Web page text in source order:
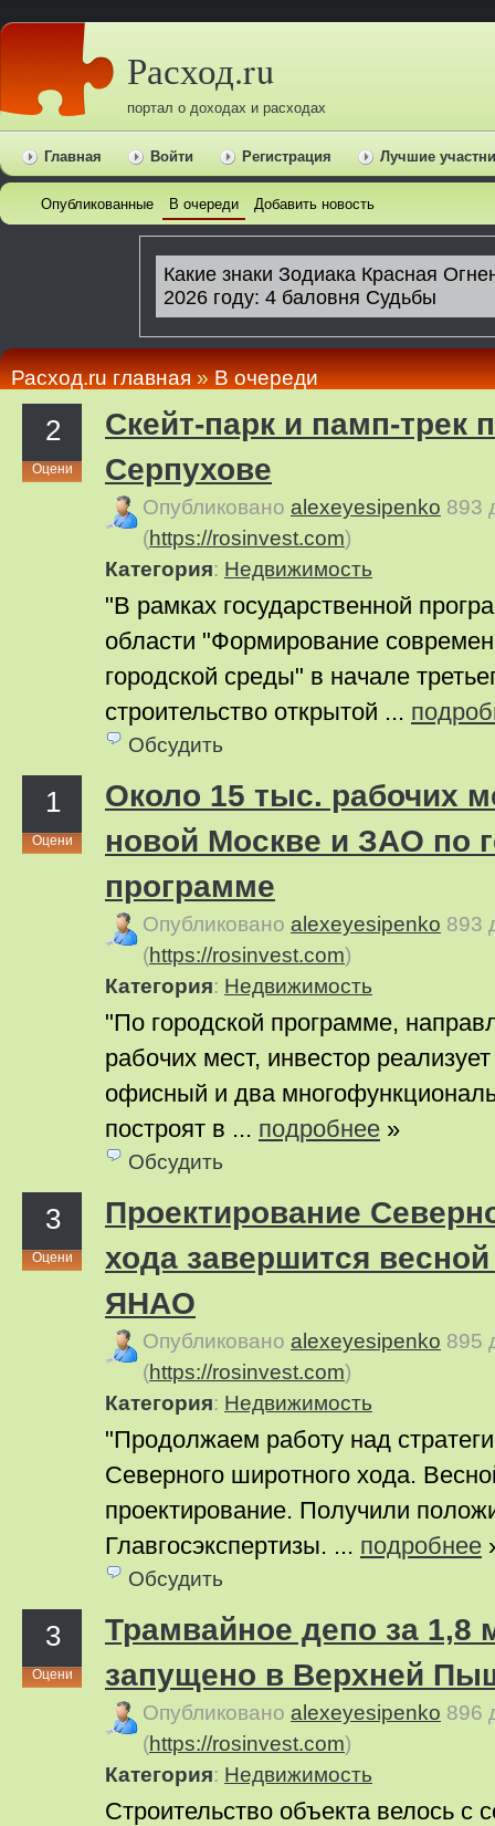
Расход.ru
портал о доходах и расходах
Главная Войти Регистрация Лучшие
Опубликованные В очереди Добавить новость
Расход.ru главная»В очереди
2
Оцени
Скейт-парк и памп-трек
Серпухове
Опубликовано alexeyesipenko 893
(https://rosinvest.com)
Категория: Недвижимость
"В рамках государственной
области "Формирование
городской среды" в начале
строительство открытой ...
Обсудить
1
Оцени
Около 15 тыс. рабочих
новой Москве и ЗАО по
программе
Опубликовано alexeyesipenko 893
(https://rosinvest.com)
Категория: Недвижимость
"По городской программе,
рабочих мест, инвестор
офисный и два
построят в ... подробнее »
Обсудить
3
Оцени
Проектирование
хода завершится весной
ЯНАО
Опубликовано alexeyesipenko 895
(https://rosinvest.com)
Категория: Недвижимость
"Продолжаем работу над
Северного широтного хода.
проектирование. Получили
Главгосэкспертизы. ... подробнее
Обсудить
3
Оцени
Трамвайное депо за 1,8
запущено в Верхней
Опубликовано alexeyesipenko 896
(https://rosinvest.com)
Категория: Недвижимость
Строительство объекта велось с